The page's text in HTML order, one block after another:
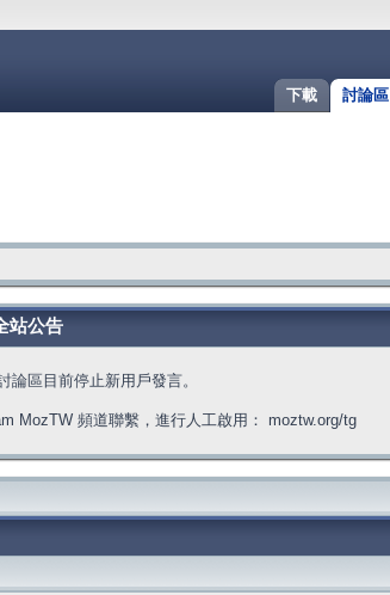
討論區
下載
站公告
論區目前停止新用戶發言。
MozTW 頻道聯繫，進行人工啟用： moztw.org/tg